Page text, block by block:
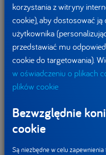
korzystania z witryny
cookie), aby dostosować
użytkownika
przedstawiać mu
cookie do targetowania).
w oświadczeniu o plikach
plików cookie
Bezwzględnie
cookie
Są niezbędne w celu